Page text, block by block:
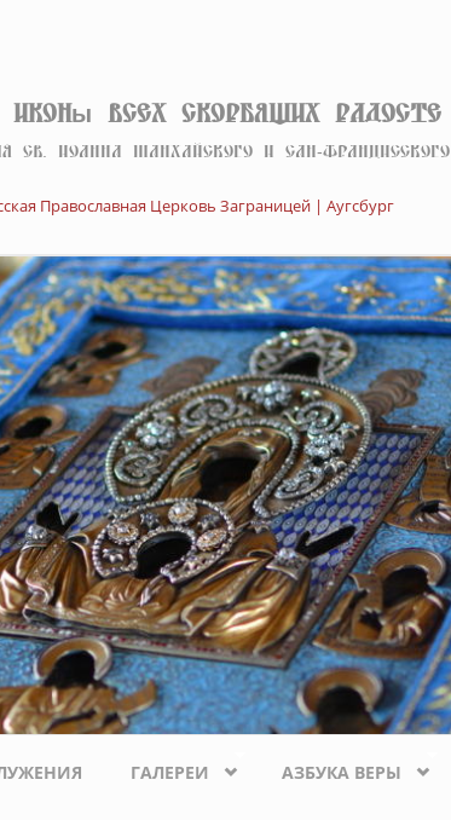
иконы Всех скорбящих Радосте
св. Иоанна Шанхайского и Сан-Францисского
Православная Церковь Заграницей | Аугсбург
ГАЛЕРЕИ АЗБУКА ВЕРЫ